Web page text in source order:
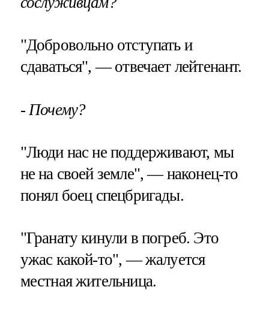
"Добровольно отступать и
сдаваться", — отвечает лейтенант.
- Почему?
"Люди нас не поддерживают, мы
не на своей земле", — наконец-то
понял боец спецбригады.
"Гранату кинули в погреб. Это
ужас какой-то", — жалуется
местная жительница.